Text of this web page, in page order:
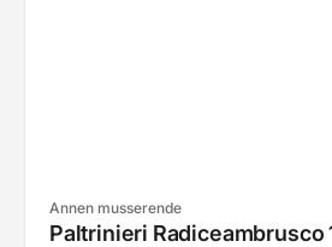
Annen musserende
Paltrinieri Radiceambrusco